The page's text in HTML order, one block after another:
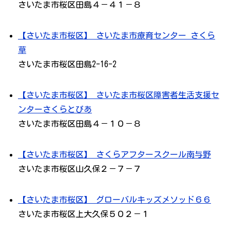
さいたま市桜区田島４－４１－８
【さいたま市桜区】 さいたま市療育センター さくら
草
さいたま市桜区田島2-16-2
【さいたま市桜区】 さいたま市桜区障害者生活支援セ
ンターさくらとぴあ
さいたま市桜区田島４－１０－８
【さいたま市桜区】 さくらアフタースクール南与野
さいたま市桜区山久保２－７－７
【さいたま市桜区】 グローバルキッズメソッド６６
さいたま市桜区上大久保５０２－１